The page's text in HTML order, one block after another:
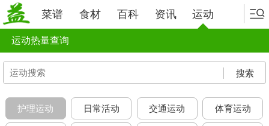
菜谱 食材 百科 资讯 运动
运动热量查询
搜索
护理运动 日常活动 交通运动 体育运动